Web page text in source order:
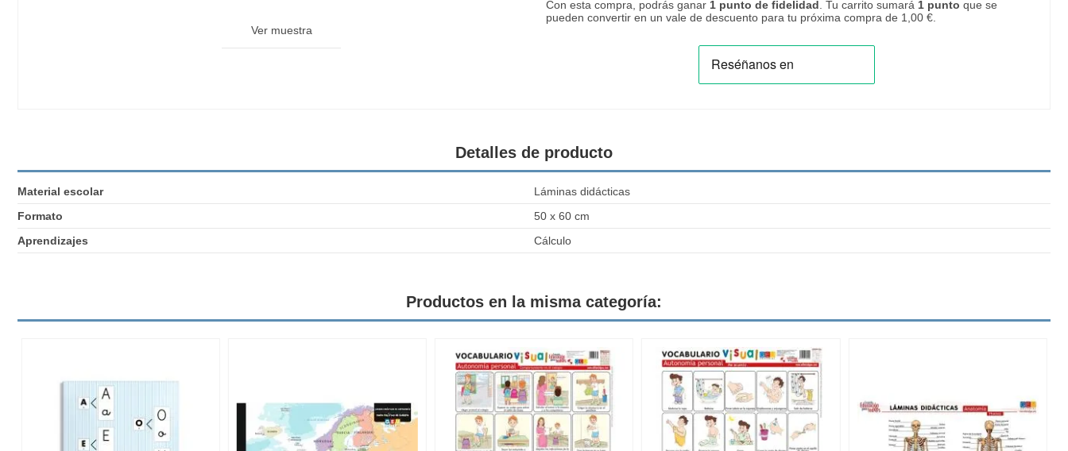
Ver muestra
Con esta compra, podrás ganar 1punto de fidelidad . Tu carrito sumará 1punto que se
pueden convertir en un vale de descuento para tu próxima compra de 1,00 €.
Detalles de producto
Material escolar
Láminas didácticas
Formato
50 x 60 cm
Aprendizajes
Cálculo
Productos en la misma categoría: